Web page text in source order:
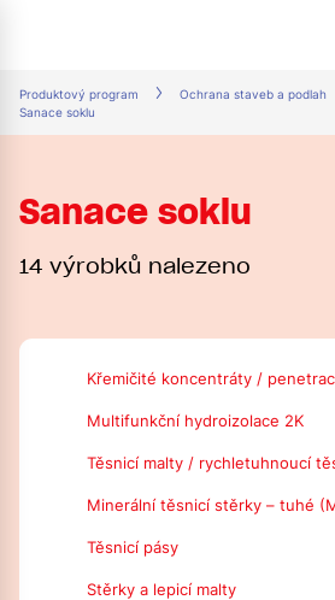
Produktový program Ochrana staveb a podlah
Sanace soklu
Sanace soklu
14 výrobků nalezeno
Křemičité koncentráty /
Multifunkční hydroizolace 2K
Těsnicí malty / rychletuhnoucí
Minerální těsnicí stěrky – tuhé
Těsnicí pásy
Stěrky a lepicí malty